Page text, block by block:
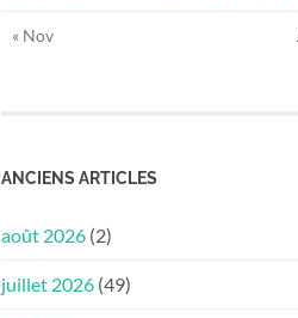
« Nov
ANCIENS ARTICLES
août 2026 (2)
juillet 2026 (49)